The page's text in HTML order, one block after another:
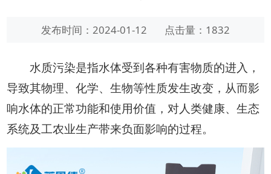
发布时间：2024-01-12 点击量：1832
水质污染是指水体受到各种有害物质的进入，
导致其物理、化学、生物等性质发生改变，从而影
响水体的正常功能和使用价值，对人类健康、生态
系统及工农业生产带来负面影响的过程。